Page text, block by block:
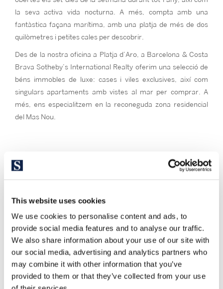
This website uses cookies
We use cookies to personalise content and ads, to
provide social media features and to analyse our traffic.
We also share information about your use of our site with
our social media, advertising and analytics partners who
may combine it with other information that you’ve
provided to them or that they’ve collected from your use
la seva activa vida nocturna. A més, compta amb una
fantàstica façana marítima, amb una platja de més de dos
quilòmetres i petites cales per descobrir.
Des de la nostra oficina a Platja d’Aro, a Barcelona & Costa
Brava Sotheby’s International Realty oferim una selecció de
béns immobles de luxe: cases i viles exclusives, així com
singulars apartaments amb vistes al mar per comprar. A
més, ens especialitzem en la reconeguda zona residencial
del Mas Nou.